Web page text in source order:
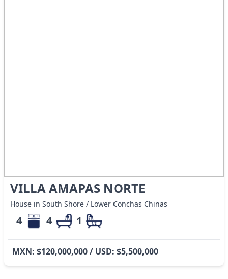
VILLA AMAPAS NORTE
House in South Shore / Lower Conchas Chinas
4 4 1
MXN: $120,000,000 / USD: $5,500,000